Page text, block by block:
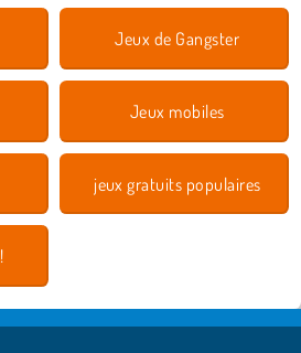
Jeux de Gangster
Jeux mobiles
jeux gratuits populaires